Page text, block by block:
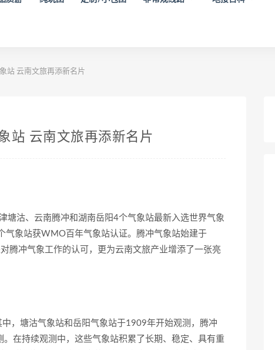
站 云南文旅再添新名片
站 云南文旅再添新名片
沽、云南腾冲和湖南岳阳4个气象站最新入选世界气象
象站获WMO百年气象站认证。腾冲气象站始建于
腾冲气象工作的认可，更为云南文旅产业增添了一张亮
，塘沽气象站和岳阳气象站于1909年开始观测，腾冲
在持续观测中，这些气象站积累了长期、稳定、具有重